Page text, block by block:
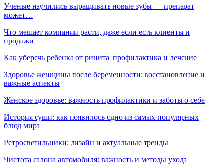
Ученые научились выращивать новые зубы — препарат
может…
Что мешает компании расти, даже если есть клиенты и
продажи
Как уберечь ребенка от ринита: профилактика и лечение
Здоровье женщины после беременности: восстановление и
важные аспекты
Женское здоровье: важность профилактики и заботы о себе
История суши: как появилось одно из самых популярных
блюд мира
Ретросветильники: дизайн и актуальные тренды
Чистота салона автомобиля: важность и методы ухода